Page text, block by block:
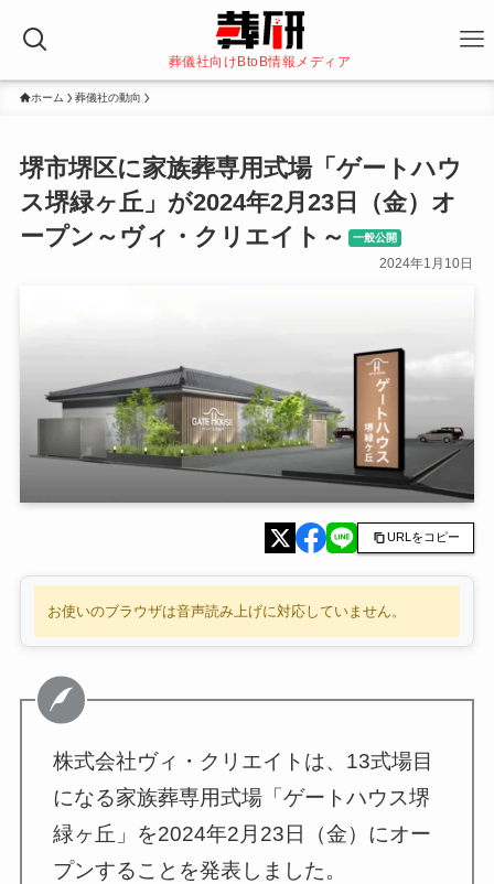
葬儀社向けBtoB情報メディア
ホーム 葬儀社の動向
堺市堺区に家族葬専用式場「ゲートハウ
ス堺緑ヶ丘」が2024年2月23日（金）オ
ープン～ヴィ・クリエイト～
一般公開
2024年1月10日
URLをコピー
お使いのブラウザは音声読み上げに対応していません。
株式会社ヴィ・クリエイトは、13式場目
になる家族葬専用式場「ゲートハウス堺
緑ヶ丘」を2024年2月23日（金）にオー
プンすることを発表しました。